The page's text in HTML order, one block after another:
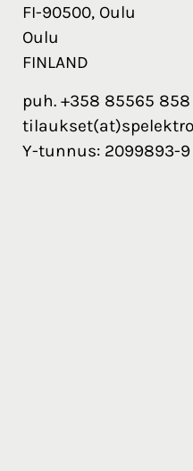
FI-90500, Oulu
Oulu
FINLAND
puh. +358 85565 858
Y-tunnus: 2099893-9